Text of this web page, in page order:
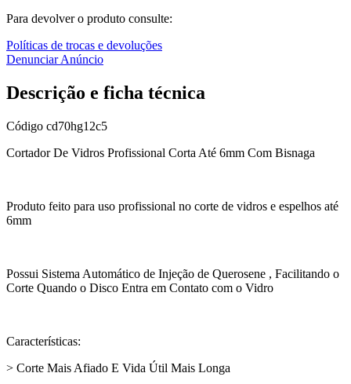
Para devolver o produto consulte:
Políticas de trocas e devoluções
Denunciar Anúncio
Descrição e ficha técnica
Código cd70hg12c5
Cortador De Vidros Profissional Corta Até 6mm Com Bisnaga
Produto feito para uso profissional no corte de vidros e espelhos até
6mm
Possui Sistema Automático de Injeção de Querosene , Facilitando o
Corte Quando o Disco Entra em Contato com o Vidro
Características:
> Corte Mais Afiado E Vida Útil Mais Longa